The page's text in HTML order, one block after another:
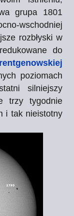
grupa 1801
wschodniej
rozbłyski w
do
poziomach
silniejszy
trzy tygodnie
i tak nieistotny